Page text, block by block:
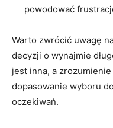
powodować
Warto ⁢zwrócić ‌uwagę
decyzji o ⁤wynajmie
jest inna, ​a
dopasowanie wyboru‍
oczekiwań.